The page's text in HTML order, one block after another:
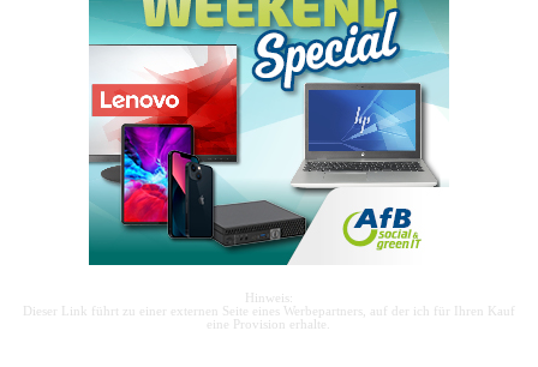
Hinweis:
Dieser Link führt zu einer externen Seite eines Werbepartners, auf der ich für Ihren Kauf
eine Provision erhalte.